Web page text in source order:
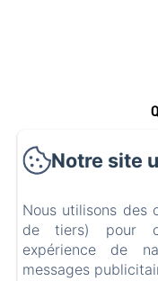
Notre site
Nous utilisons des
de tiers) pour
expérience de
messages